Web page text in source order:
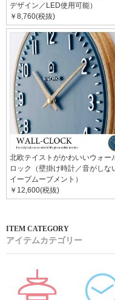
デザイン／LED使用可能）
￥8,760(税抜)
北欧テイストがかわいいウォー
ロック（壁掛け時計／音がしな
イープムーブメント）
￥12,600(税抜)
アイテムカテゴリー